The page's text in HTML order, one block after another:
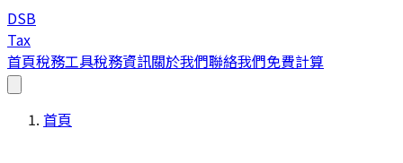
DSB
Tax
首頁稅務工具稅務資訊關於我們聯絡我們免費計算
首頁